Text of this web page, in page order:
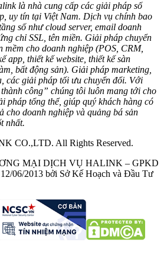
là nhà cung cấp các giải pháp số
uy tín tại Việt Nam. Dịch vụ chính bao
số như cloud server, email doanh
chỉ SSL, tên miền. Giải pháp chuyển
mềm cho doanh nghiệp (POS, CRM,
app, thiết kế website, thiết kế sàn
bất động sản). Giải pháp marketing,
các giải pháp tối ưu chuyển đổi. Với
công” chúng tôi luôn mang tới cho
pháp tổng thể, giúp quý khách hàng có
cho doanh nghiệp và quảng bá sản
nhất.
CO.,LTD. All Rights Reserved.
MẠI DỊCH VỤ HALINK – GPKD
06/2013 bởi Sở Kế Hoạch và Đầu Tư